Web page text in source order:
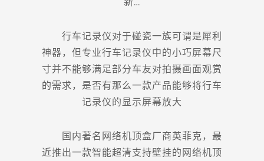
行车记录仪对于碰瓷一族可谓是犀利
神器，但专业行车记录仪中的小巧屏幕尺
寸并不能够满足部分车友对拍摄画面观赏
的需求，是否有那么一款产品能够将行车
记录仪的显示屏幕放大
国内著名网络机顶盒厂商英菲克，最
近推出一款智能超清支持壁挂的网络机顶